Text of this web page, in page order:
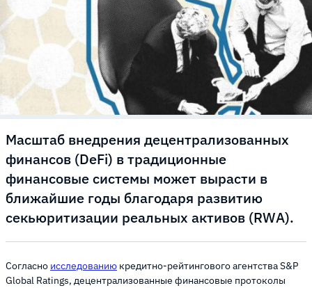
Масштаб внедрения децентрализованных
финансов (DeFi) в традиционные
финансовые системы может вырасти в
ближайшие годы благодаря развитию
секьюритизации реальных активов (RWA).
Согласно исследованию кредитно-рейтингового агентства S&P
Global Ratings, децентрализованные финансовые протоколы